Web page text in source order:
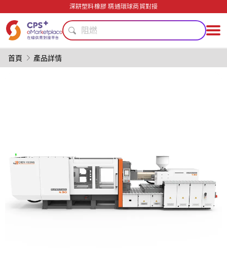
深耕塑料橡膠 精通環球商貿對接
數字化生產
阻燃
自動化
PVC
阻燃
自動化
模具
PVC
綠色成型方案
首頁 產品詳情